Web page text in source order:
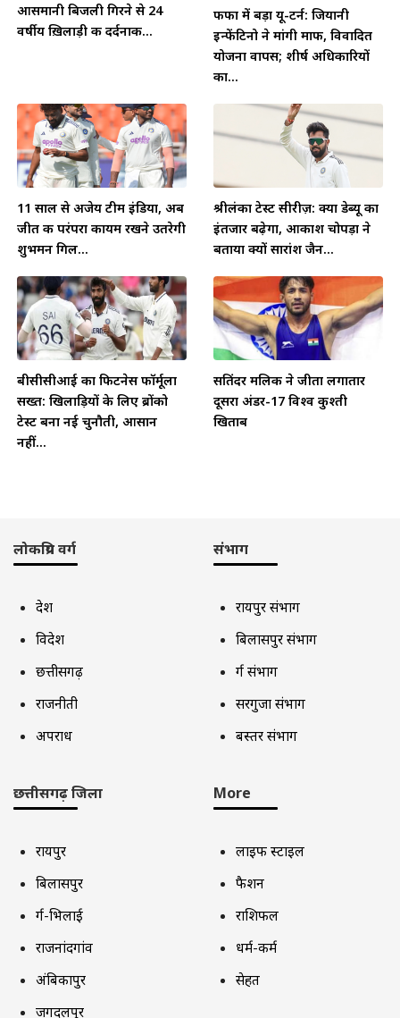
आसमानी बिजली गिरने से 24
वर्षीय ख़िलाड़ी की दर्दनाक...
फीफा में बड़ा यू-टर्न: जियानी
इन्फेंटिनो ने मांगी माफी, विवादित
योजना वापस; शीर्ष अधिकारियों
का...
11 साल से अजेय टीम इंडिया, अब
जीत की परंपरा कायम रखने उतरेगी
शुभमन गिल...
श्रीलंका टेस्ट सीरीज़: क्या डेब्यू का
इंतजार बढ़ेगा, आकाश चोपड़ा ने
बताया क्यों सारांश जैन...
बीसीसीआई का फिटनेस फॉर्मूला
सख्त: खिलाड़ियों के लिए ब्रोंको
टेस्ट बना नई चुनौती, आसान
नहीं...
सतिंदर मलिक ने जीता लगातार
दूसरा अंडर-17 विश्व कुश्ती
खिताब
लोकप्रिय वर्ग
देश
विदेश
छत्तीसगढ़
राजनीती
अपराध
संभाग
रायपुर संभाग
बिलासपुर संभाग
दुर्ग संभाग
सरगुजा संभाग
बस्तर संभाग
छत्तीसगढ़ जिला
रायपुर
बिलासपुर
दुर्ग-भिलाई
राजनांदगांव
अंबिकापुर
जगदलपुर
More
लाइफ स्टाइल
फैशन
राशिफल
धर्म-कर्म
सेहत